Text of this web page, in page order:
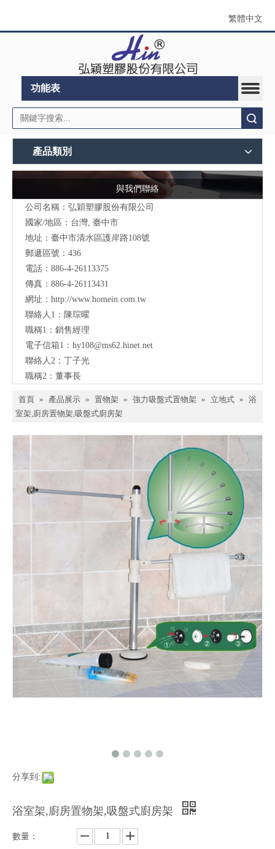
繁體中文
功能表
產品類別
與我們聯絡
公司名稱：弘穎塑膠股份有限公司
國家/地區：台灣, 臺中市
地址：臺中市清水區護岸路108號
郵遞區號：436
電話：886-4-26113375
傳真：886-4-26113431
網址： http://www.homein.com.tw
聯絡人1：陳琮曜
職稱1：銷售經理
電子信箱1： hy108@ms62.hinet.net
聯絡人2：丁子光
職稱2：董事長
首頁 » 產品展示 » 置物架 » 強力吸盤式置物架 » 立地式 » 浴
室架,廚房置物架,吸盤式廚房架
分享到:
浴室架,廚房置物架,吸盤式廚房架
數量：